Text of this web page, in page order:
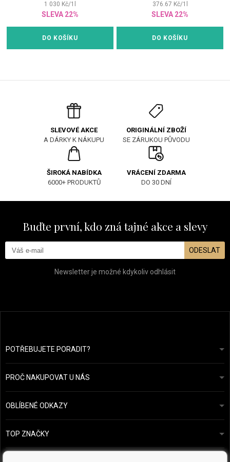
1 030 Kč/1
SLEVA 22%
DO KOŠÍKU
376.67 Kč/1
SLEVA 22%
DO KOŠÍKU
SLEVOVÉ AKCE
A DÁRKY K NÁKUPU
ORIGINÁLNÍ ZBOŽÍ
SE ZÁRUKOU PŮVODU
ŠIROKÁ NABÍDKA
6000+ PRODUKTŮ
VRÁCENÍ ZDARMA
DO 30 DNÍ
Buďte první, kdo zná tajné akce a slevy
ODESLAT
Newsletter je možné kdykoliv odhlásit
POTŘEBUJETE PORADIT?info@prozdravevlasy.cz
Odpovíme do 24 hodin.
PROČ NAKUPOVAT U NÁS
Obchodní podmínky
Ochrana osobních údajů
Přehled plateb a dopravy
OBLÍBENÉ ODKAZY
Náš příběh
TOP ZNAČKY
Kérastase
Paul Mitchell